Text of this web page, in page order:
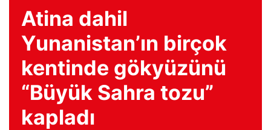
Atina dahil
Yunanistan’ın birçok
kentinde gökyüzünü
“Büyük Sahra tozu”
kapladı